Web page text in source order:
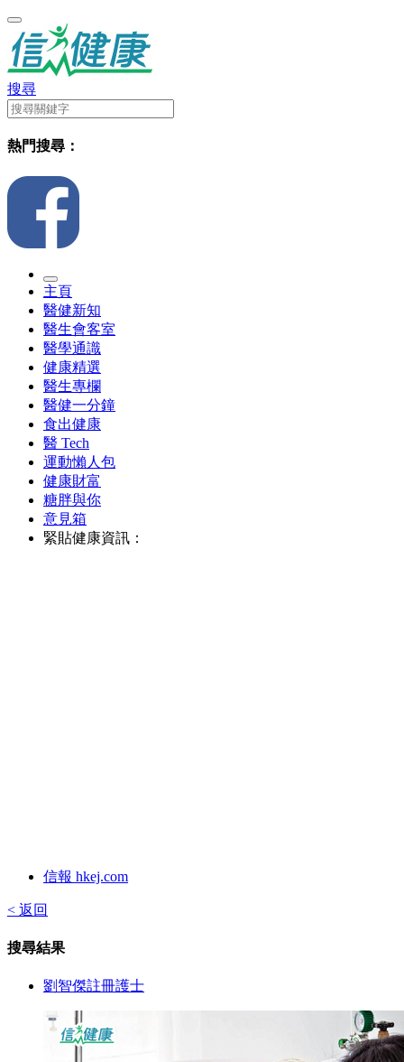
搜尋
熱門搜尋：
主頁
醫健新知
醫生會客室
醫學通識
健康精選
醫生專欄
醫健一分鐘
食出健康
醫 Tech
運動懶人包
健康財富
糖胖與你
意見箱
緊貼健康資訊：
信報 hkej.com
< 返回
搜尋結果
劉智傑註冊護士